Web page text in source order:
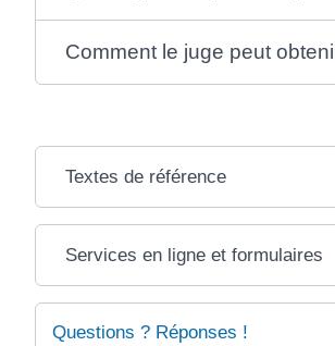
Comment le juge peut
Textes de référence
Services en ligne et formulaires
Questions ? Réponses !